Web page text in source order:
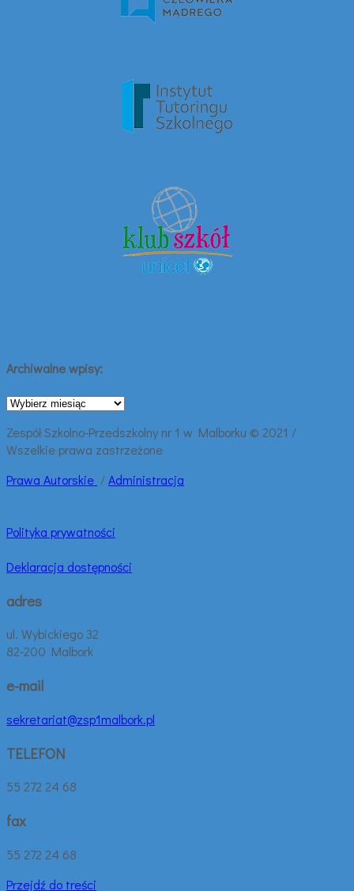
Archiwalne wpisy:
Archiwalne
Zespół Szkolno-Przedszkolny nr 1 w Malborku © 2021 /
Wszelkie prawa zastrzeżone
Prawa Autorskie /Administracja
Polityka prywatności
Deklaracja dostępności
adres
ul. Wybickiego 32
82-200 Malbork
e-mail
sekretariat@zsp1malbork.pl
TELEFON
55 272 24 68
fax
55 272 24 68
Przejdź do treści